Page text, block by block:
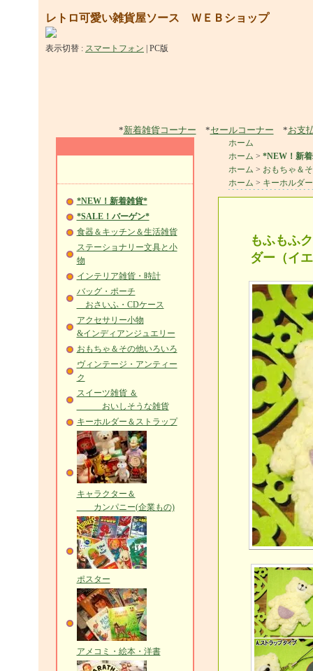
レトロ可愛い雑貨屋ソース ＷＥＢショップ
表示切替 : スマートフォン PC版
*新着雑貨コーナー *セールコーナー *お支
*NEW！新着雑貨*
*SALE！バーゲン*
食器＆キッチン＆生活雑貨
ステーショナリー文具と小
物
インテリア雑貨・時計
バッグ・ポーチ
おさいふ・CDケース
アクセサリー小物
&インディアンジュエリー
おもちゃ＆その他いろいろ
ヴィンテージ・アンティー
ク
スイーツ雑貨 ＆
おいしそうな雑貨
キーホルダー＆ストラップ
キャラクター＆
カンパニー(企業もの)
ポスター
アメコミ・絵本・洋書
ホーム
ホーム > *NEW！新
ホーム > おもちゃ＆
ホーム > キーホルダ
もふもふ
ダー（イ